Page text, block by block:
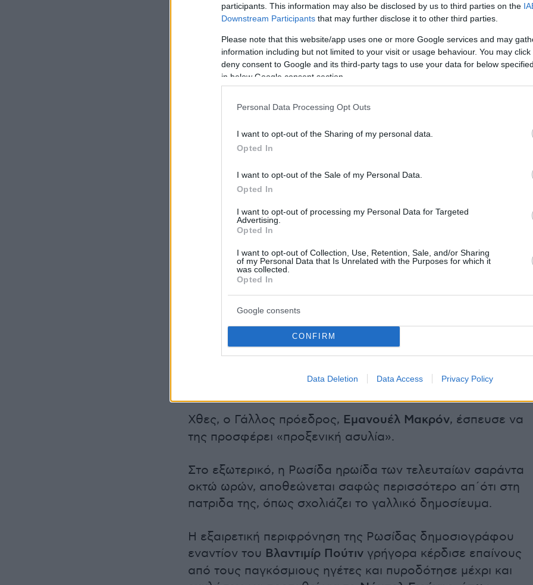
participants. This information may also be disclosed by us to third parties on the
Downstream Participants that may further disclose it to other third parties.
Please note that this website/app uses one or more Google services and may
information including but not limited to your visit or usage behaviour. You may
deny consent to Google and its third-party tags to use your data for below
in below Google consent section.
Personal Data Processing Opt Outs
I want to opt-out of the Sharing of my personal data.
Opted In
I want to opt-out of the Sale of my Personal Data.
Opted In
I want to opt-out of processing my Personal Data for Targeted
Advertising.
Opted In
I want to opt-out of Collection, Use, Retention, Sale, and/or Sharing
of my Personal Data that Is Unrelated with the Purposes for which it
was collected.
Opted In
Google consents
CONFIRM
Data Deletion Data Access Privacy Policy
Τελικά εμφανίστηκε σε δικαστήριο της Μόσχας, όπου της
επιβλήθη πρόστιμο, ύψους250 ευρώ(30 χιλιάδες ρούβλια).
υπόθεσή της που έχει ήδη λάβει μεγάλες διαστάσεις.
Χθες, ο Γάλλος πρόεδρος, Εμανουέλ Μακρόν, έσπευσε να
της προσφέρει «προξενική ασυλία».
Στο εξωτερικό, η Ρωσίδα ηρωίδα των τελευταίων σαράντα
οκτώ ωρών, αποθεώνεται σαφώς περισσότερο απ΄ότι στη
πατριδα της, όπως σχολιάζει το γαλλικό δημοσίευμα.
Η εξαιρετική περιφρόνηση της Ρωσίδας δημοσιογράφου
εναντίον του Βλαντιμίρ Πούτιν γρήγορα κέρδισε επαίνους
από τους παγκόσμιους ηγέτες και πυροδότησε μέχρι και